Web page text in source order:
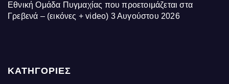
Εθνική Ομάδα Πυγμαχίας που προετοιμάζεται στα
Γρεβενά – (εικόνες + video) 3 Αυγούστου 2026
ΚΑΤΗΓΟΡΙΕΣ